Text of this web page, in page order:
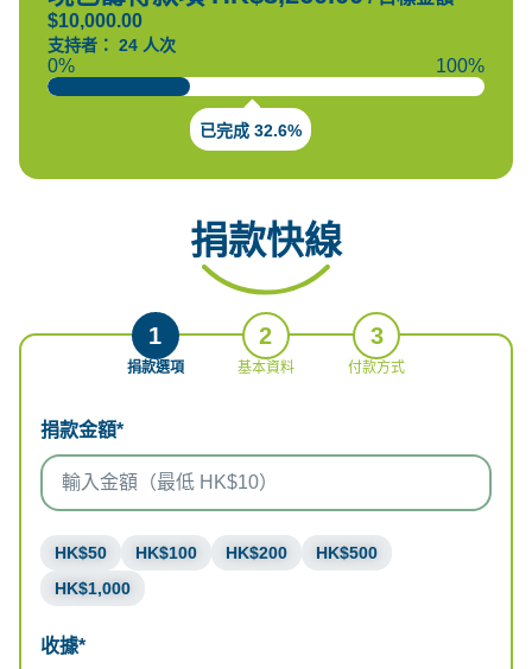
$10,000.00
支持者： 24 人次
0% 100%
已完成 32.6%
捐款快線
1
捐款選項
2
基本資料
3
付款方式
捐款金額*
HK$50 HK$100 HK$200
HK$500
HK$1,000
收據*